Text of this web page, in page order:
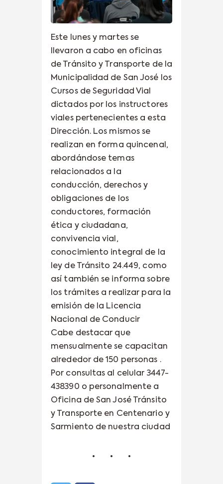
Este lunes y martes se
llevaron a cabo en oficinas
de Tránsito y Transporte de la
Municipalidad de San José los
Cursos de Seguridad Vial
dictados por los instructores
viales pertenecientes a esta
Dirección. Los mismos se
realizan en forma quincenal,
abordándose temas
relacionados a la
conducción, derechos y
obligaciones de los
conductores, formación
ética y ciudadana,
convivencia vial,
conocimiento integral de la
ley de Tránsito 24.449, como
así también se informa sobre
los trámites a realizar para la
emisión de la Licencia
Nacional de Conducir
Cabe destacar que
mensualmente se capacitan
alrededor de 150 personas .
Por consultas al celular 3447-
438390 o personalmente a
Oficina de San José Tránsito
y Transporte en Centenario y
Sarmiento de nuestra ciudad